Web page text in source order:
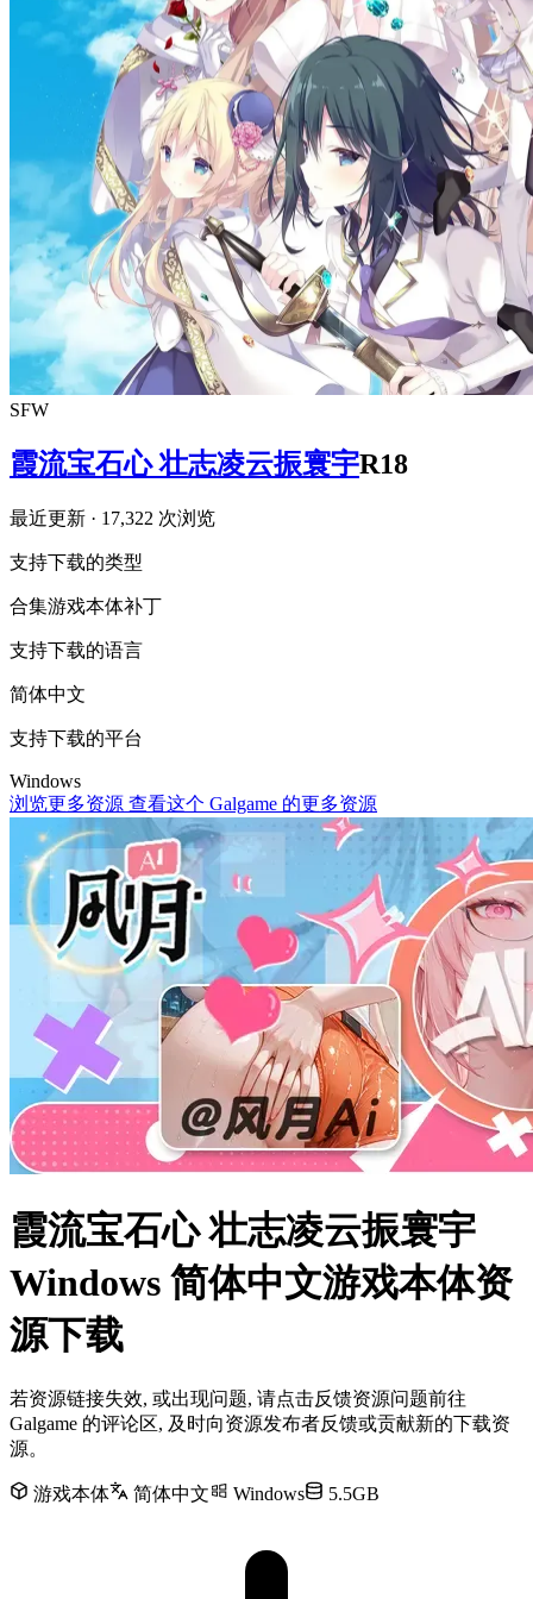
SFW
霞流宝石心 壮志凌云振寰宇R18
最近更新 · 17,322 次浏览
支持下载的类型
合集游戏本体补丁
支持下载的语言
简体中文
支持下载的平台
Windows
浏览更多资源 查看这个 Galgame 的更多资源
霞流宝石心 壮志凌云振寰宇
Windows 简体中文游戏本体资
源下载
若资源链接失效, 或出现问题, 请点击反馈资源问题前往
Galgame 的评论区, 及时向资源发布者反馈或贡献新的下载资
源。
游戏本体 简体中文 Windows 5.5GB